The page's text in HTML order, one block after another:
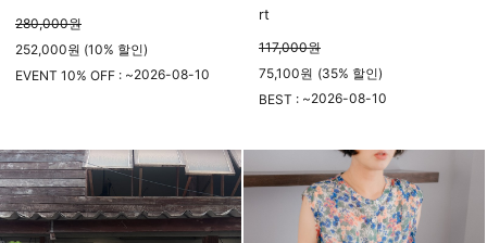
280,000원
252,000원 (10% 할인)
EVENT 10% OFF : ~2026-08-10
rt
117,000원
75,100원 (35% 할인)
BEST : ~2026-08-10